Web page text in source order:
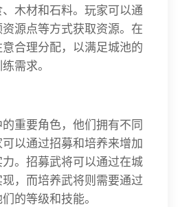
木材和石料。玩家可以通
源点等方式获取资源。在
合理分配，以满足城池的
需求。
重要角色，他们拥有不同
以通过招募和培养来增加
。招募武将可以通过在城
，而培养武将则需要通过
的等级和技能。